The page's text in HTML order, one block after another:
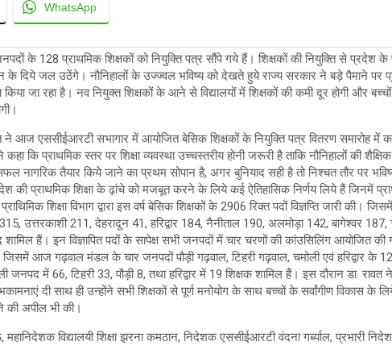
WhatsApp
के 128 प्राथमिक शिक्षकों को नियुक्ति पत्र सौंपे गये हैं। शिक्षकों की नियुक्ति से प्रदेश के
के दिये जल उठेंगे। नौनिहालों के उज्ज्वल भविष्य को देखते हुये राज्य सरकार ने बड़े पैमाने पर
किया जा रहा है। नव नियुक्त शिक्षकों के आने से विद्यालयों में शिक्षकों की कमी दूर होगी और
ने आज एससीईआरटी सभागार में आयोजित बेसिक शिक्षकों के नियुक्ति पत्र वितरण समारोह में
कि प्राथमिक स्तर पर शिक्षा व्यवस्था उच्चस्तरीय होनी जरूरी है ताकि नौनिहालों की
नागरिक तैयार किये जाने का प्रथम सोपान है, अगर बुनियाद सही है तो निश्चत तौर पर
की प्राथमिक शिक्षा के ढ़ांचे को मजबूत करने के लिये कई ऐतिहासिक निर्णय लिये हैं जिनमें
शिक्षा विभाग द्वारा इस वर्ष बेसिक शिक्षकों के 2906 रिक्त पदों विज्ञप्ति जारी की।
उत्तरकाशी 211, देहरादून 41, हरिद्वार 184, नैनीताल 190, अलमोड़ा 142, बागेश्वर 187,
हैं। इन विज्ञापित पदों के सापेक्ष सभी जनपदों में चार चरणों की कांउसिलिंग आयोजित
आज गढ़वाल मंडल के चार जनपदों पौड़ी गढ़वाल, टिहरी गढ़वाल, चमोली एवं हरिद्वार के
जनपद में 66, टिहरी 33, पौड़ी 8, तथा हरिद्वार में 19 शिक्षक शामिल हैं। इस दौरान डा. रावत
दी साथ ही उन्होंने सभी शिक्षकों से पूर्ण मनोयोग के साथ बच्चों के सर्वांगीण विकास के
की अपील भी की।
विद्यालयी शिक्षा झरना कमठान, निदेशक एससीईआरटी वंदना गर्ब्याल, प्रभारी